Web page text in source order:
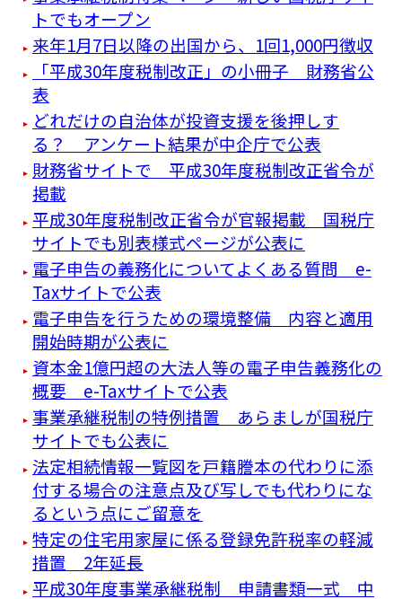
トでもオープン
来年1月7日以降の出国から、1回1,000円徴収
「平成30年度税制改正」の小冊子 財務省公
表
どれだけの自治体が投資支援を後押しす
る？ アンケート結果が中企庁で公表
財務省サイトで 平成30年度税制改正省令が
掲載
平成30年度税制改正省令が官報掲載 国税庁
サイトでも別表様式ページが公表に
電子申告の義務化についてよくある質問 e-
Taxサイトで公表
電子申告を行うための環境整備 内容と適用
開始時期が公表に
資本金1億円超の大法人等の電子申告義務化の
概要 e-Taxサイトで公表
事業承継税制の特例措置 あらましが国税庁
サイトでも公表に
法定相続情報一覧図を戸籍謄本の代わりに添
付する場合の注意点及び写しでも代わりにな
るという点にご留意を
特定の住宅用家屋に係る登録免許税率の軽減
措置 2年延長
平成30年度事業承継税制 申請書類一式 中